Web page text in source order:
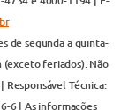
de segunda a quinta-
(exceto feriados). Não
Responsável Técnica:
6 | As informações